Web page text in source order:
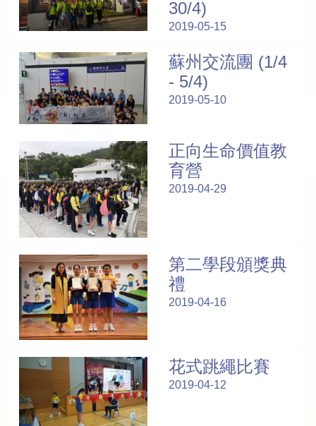
30/4)
2019-05-15
蘇州交流團 (1/4
- 5/4)
2019-05-10
正向生命價值教
育營
2019-04-29
第二學段頒獎典
禮
2019-04-16
花式跳繩比賽
2019-04-12